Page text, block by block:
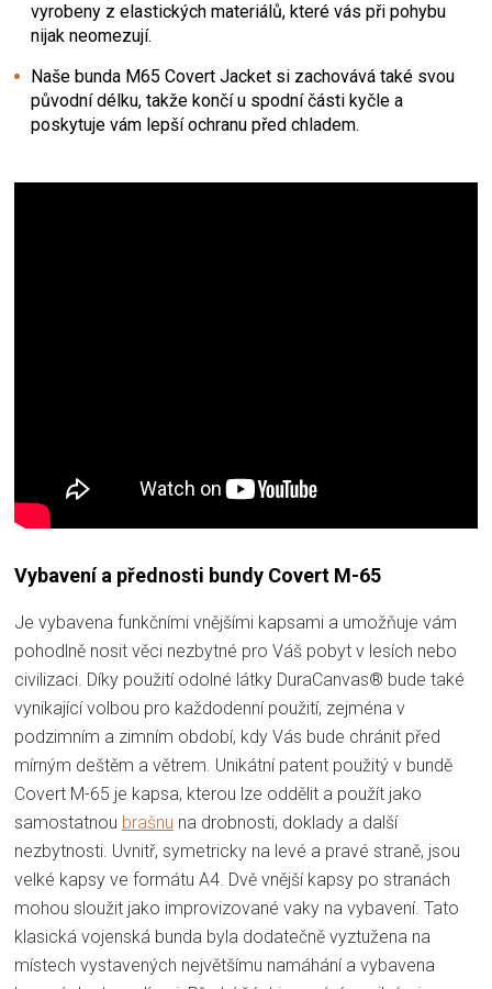
vyrobeny z elastických materiálů, které vás při pohybu
nijak neomezují.
Naše bunda M65 Covert Jacket si zachovává také svou
původní délku, takže končí u spodní části kyčle a
poskytuje vám lepší ochranu před chladem.
Vybavení a přednosti bundy Covert M-65
Je vybavena funkčními vnějšími kapsami a umožňuje vám
pohodlně nosit věci nezbytné pro Váš pobyt v lesích nebo
civilizaci. Díky použití odolné látky DuraCanvas® bude také
vynikající volbou pro každodenní použití, zejména v
podzimním a zimním období, kdy Vás bude chránit před
mírným deštěm a větrem. Unikátní patent použitý v bundě
Covert M-65 je kapsa, kterou lze oddělit a použít jako
samostatnou brašnu na drobnosti, doklady a další
nezbytnosti. Uvnitř, symetricky na levé a pravé straně, jsou
velké kapsy ve formátu A4. Dvě vnější kapsy po stranách
mohou sloužit jako improvizované vaky na vybavení. Tato
klasická vojenská bunda byla dodatečně vyztužena na
místech vystavených největšímu namáhání a vybavena